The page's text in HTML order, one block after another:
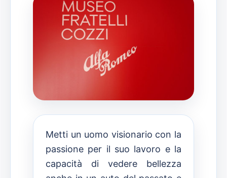
Metti un uomo visionario con la
passione per il suo lavoro e la
capacità di vedere bellezza